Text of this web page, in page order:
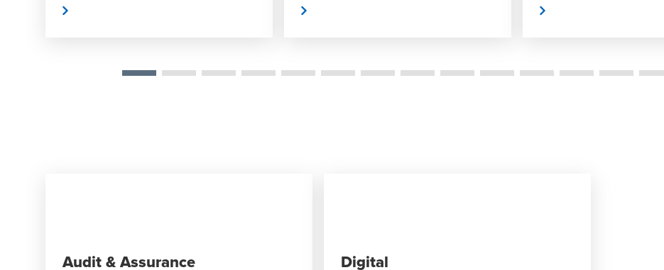
Audit & Assurance Digital